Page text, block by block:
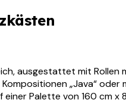
ausgestattet mit
„Java“ oder
Palette von 160 cm x